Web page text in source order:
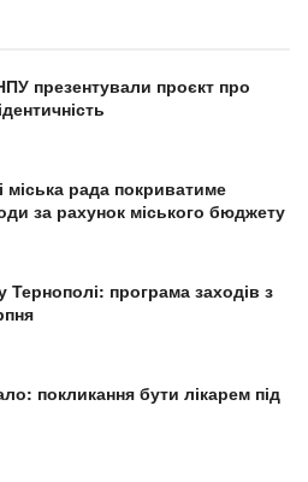
презентували проєкт про
міська рада покриватиме
за рахунок міського бюджету
Тернополі: програма заходів з
покликання бути лікарем під